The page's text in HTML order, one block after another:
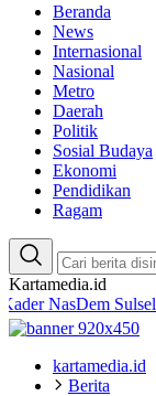
Beranda
News
Internasional
Nasional
Metro
Daerah
Politik
Sosial Budaya
Ekonomi
Pendidikan
Ragam
Kartamedia.id
Sulsel Gelar
kartamedia.id
Berita